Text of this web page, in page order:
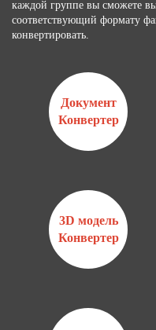
каждой группе вы сможете
соответствующий формату
конвертировать.
Документ
Конвертер
3D модель
Конвертер